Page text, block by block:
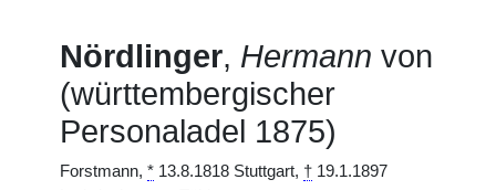
Nördlinger, Hermann von
(württembergischer
Personaladel 1875)
Forstmann, * 13.8.1818 Stuttgart, † 19.1.1897